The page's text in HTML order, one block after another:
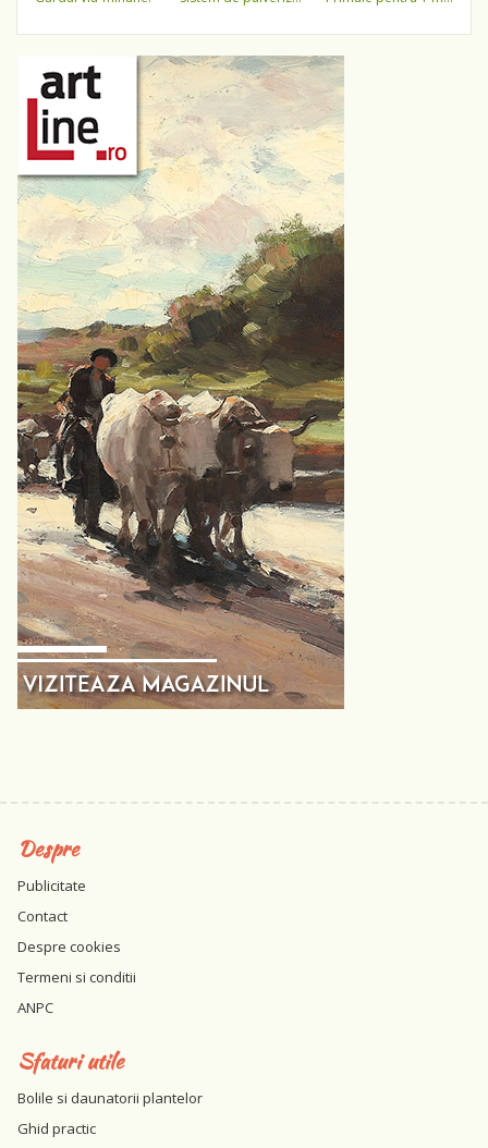
Despre
Publicitate
Contact
Despre cookies
Termeni si conditii
ANPC
Sfaturi utile
Bolile si daunatorii plantelor
Ghid practic